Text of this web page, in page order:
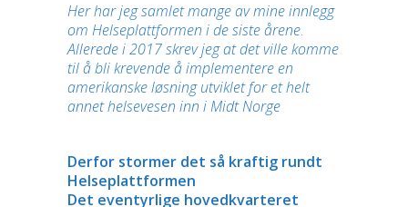
Her har jeg samlet mange av mine innlegg
om Helseplattformen i de siste årene.
Allerede i 2017 skrev jeg at det ville komme
til å bli krevende å implementere en
amerikanske løsning utviklet for et helt
annet helsevesen inn i Midt Norge
Derfor stormer det så kraftig rundt
Helseplattformen
Det eventyrlige hovedkvarteret